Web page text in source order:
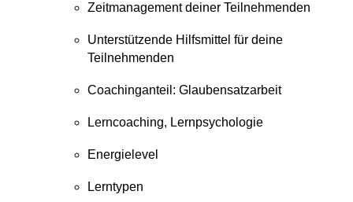
Zeitmanagement deiner Teilnehmenden
Unterstützende Hilfsmittel für deine
Teilnehmenden
Coachinganteil: Glaubensatzarbeit
Lerncoaching, Lernpsychologie
Energielevel
Lerntypen